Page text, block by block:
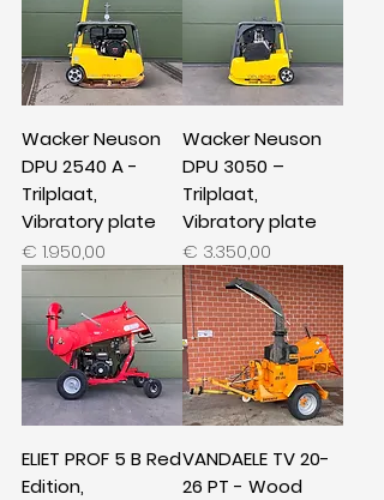
Wacker Neuson
DPU 2540 A -
Trilplaat,
Vibratory plate
Prijs
€ 1.950,00
Wacker Neuson
DPU 3050 –
Trilplaat,
Vibratory plate
Prijs
€ 3.350,00
ELIET PROF 5 B Red
Edition,
VANDAELE TV 20-
26 PT - Wood